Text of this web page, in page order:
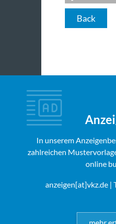
Back
In unserem
zahlreichen
online
anzeigen[at]vkz.de|